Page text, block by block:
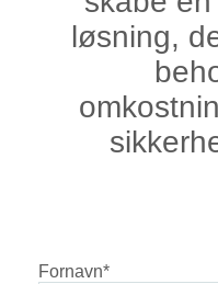
løsning,
Fornavn*